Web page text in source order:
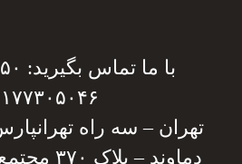
با ما تماس بگیرید: ۰۹۱۲۷۱۵۸۶۵۰
تهران – سه راه
دماوند –